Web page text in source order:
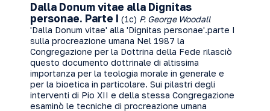
Dalla Donum vitae alla Dignitas
personae. Parte I (1c) P. George Woodall
'Dalla Donum vitae' alla 'Dignitas personae'.parte I
sulla procreazione umana Nel 1987 la
Congregazione per la Dottrina della Fede rilasciò
questo documento dottrinale di altissima
importanza per la teologia morale in generale e
per la bioetica in particolare. Sui pilastri degli
interventi di Pio XII e della stessa Congregazione
esaminò le tecniche di procreazione umana